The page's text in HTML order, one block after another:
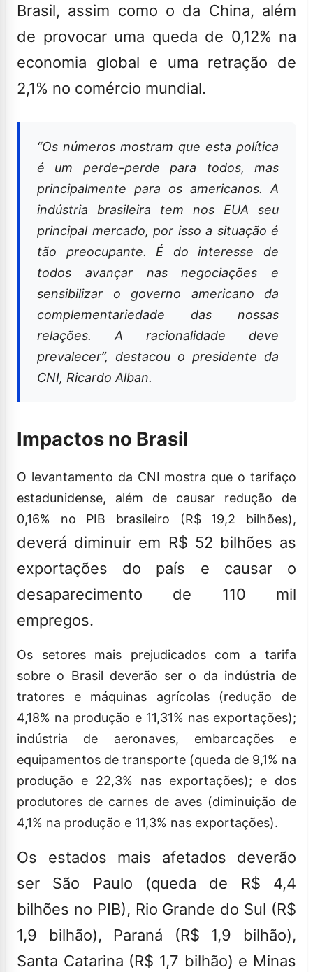
Brasil, assim como o da China, além
de provocar uma queda de 0,12% na
economia global e uma retração de
2,1% no comércio mundial.
“Os números mostram que esta política
é um perde-perde para todos, mas
principalmente para os americanos. A
indústria brasileira tem nos EUA seu
principal mercado, por isso a situação é
tão preocupante. É do interesse de
todos avançar nas negociações e
sensibilizar o governo americano da
complementariedade das nossas
relações. A racionalidade deve
prevalecer”, destacou o presidente da
CNI, Ricardo Alban.
Impactos no Brasil
O levantamento da CNI mostra que o tarifaço
estadunidense, além de causar redução de
0,16% no PIB brasileiro (R$ 19,2 bilhões),
deverá diminuir em R$ 52 bilhões as
exportações do país e causar o
desaparecimento de 110 mil
empregos.
Os setores mais prejudicados com a tarifa
sobre o Brasil deverão ser o da indústria de
tratores e máquinas agrícolas (redução de
4,18% na produção e 11,31% nas exportações);
indústria de aeronaves, embarcações e
equipamentos de transporte (queda de 9,1% na
produção e 22,3% nas exportações); e dos
produtores de carnes de aves (diminuição de
4,1% na produção e 11,3% nas exportações).
Os estados mais afetados deverão
ser São Paulo (queda de R$ 4,4
bilhões no PIB), Rio Grande do Sul (R$
1,9 bilhão), Paraná (R$ 1,9 bilhão),
Santa Catarina (R$ 1,7 bilhão) e Minas